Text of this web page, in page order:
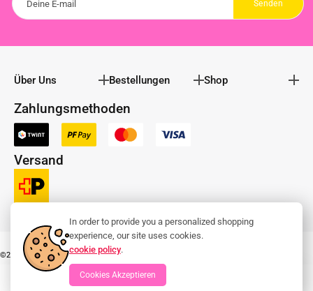
Über Uns Bestellungen Shop
Zahlungsmethoden
Versand
©2025 Bunter Warenkorb | Bu-Wa.ch
In order to provide you a personalized shopping
experience, our site uses cookies.
cookie policy.
Cookies Akzeptieren
0